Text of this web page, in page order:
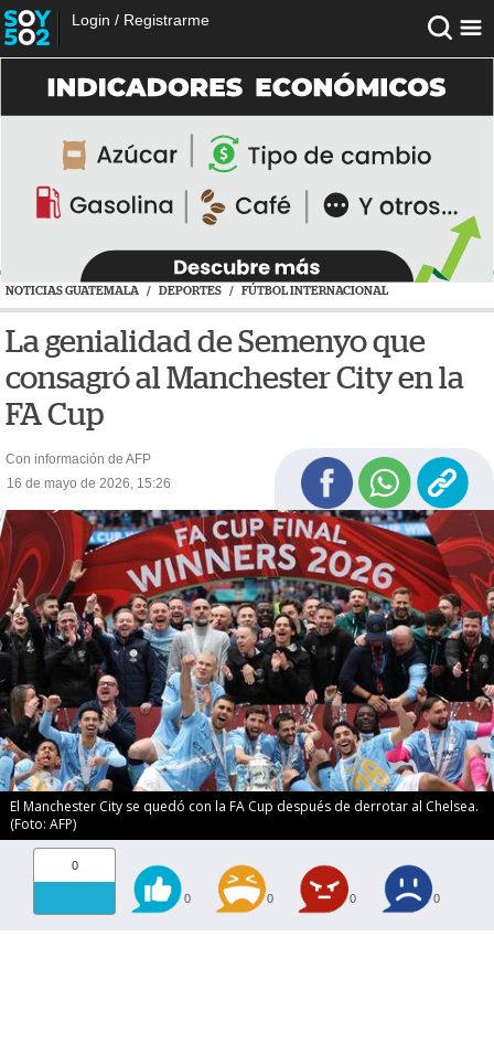
Login / Registrarme
NOTICIAS GUATEMALA / DEPORTES / FÚTBOL INTERNACIONAL
La genialidad de Semenyo que
consagró al Manchester City en la
FA Cup
Con información de AFP
16 de mayo de 2026, 15:26
El Manchester City se quedó con la FA Cup después de derrotar al Chelsea.
(Foto: AFP)
0
0 0 0 0